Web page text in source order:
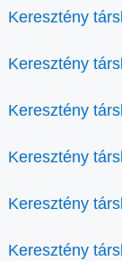
Keresztény
Keresztény
Keresztény
Keresztény
Keresztény
Keresztény